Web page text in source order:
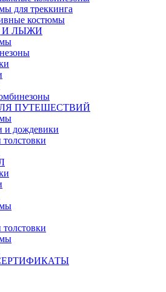
для треккинга
костюмы
И ЛЫЖИ
ПУТЕШЕСТВИЙ
и дождевики